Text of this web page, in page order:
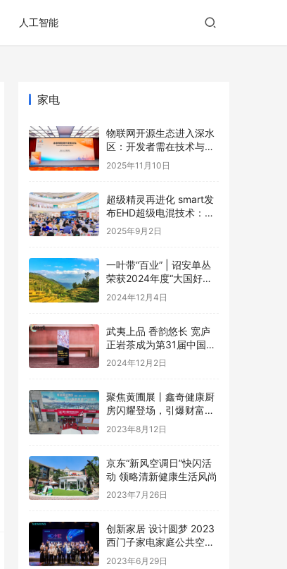
人工智能
家电
物联网开源生态进入深水
区：开发者需在技术与商
业的夹缝中寻找破局之道
2025年11月10日
超级精灵再进化 smart发
布EHD超级电混技术：每
一程，比增程更成
2025年9月2日
一叶带“百业” | 诏安单丛
荣获2024年度“大国好货·
一县一品”特色品牌
2024年12月4日
武夷上品 香韵悠长 宽庐
正岩茶成为第31届中国国
际广告节唯一指定茶叶品
2024年12月2日
聚焦黄圃展丨鑫奇健康厨
房闪耀登场，引爆财富盛
宴
2023年8月12日
京东“新风空调日”快闪活
动 领略清新健康生活风尚
2023年7月26日
创新家居 设计圆梦 2023
西门子家电家庭公共空间
设计大赛圆满礼成
2023年6月29日